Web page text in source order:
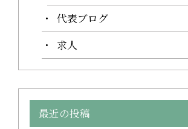
代表ブログ
求人
最近の投稿